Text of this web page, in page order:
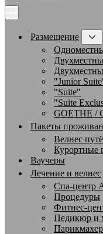
Размещение
"Junior
"Suite"
"Suite
GOETHE /
Пакеты
Велнес
Курортные
Ваучеры
Лечение и велнес
Спа-центр
Процедуры
Фитнес-
Педикюр и